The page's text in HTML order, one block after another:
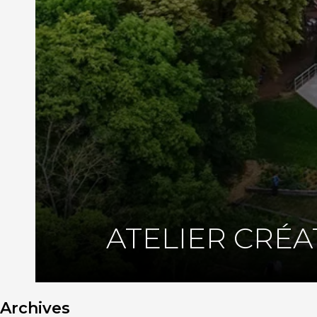
ATELIER
Archives